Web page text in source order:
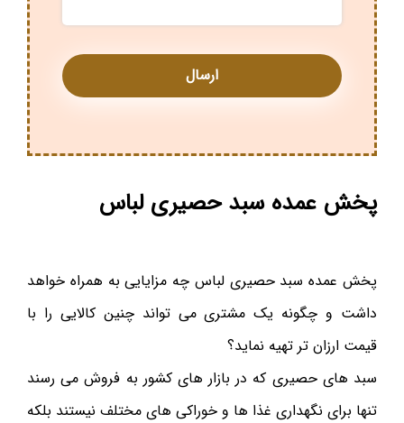
پخش عمده سبد حصیری لباس
پخش عمده سبد حصیری لباس چه مزایایی به همراه خواهد
داشت و چگونه یک مشتری می تواند چنین کالایی را با
قیمت ارزان تر تهیه نماید؟
سبد های حصیری که در بازار های کشور به فروش می رسند
تنها برای نگهداری غذا ها و خوراکی های مختلف نیستند بلکه